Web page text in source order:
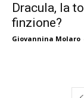
Dracula, la
finzione?
Giovannina Molaro